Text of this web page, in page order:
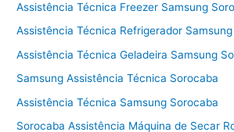
Assistência Técnica Freezer Samsung
Assistência Técnica Refrigerador
Assistência Técnica Geladeira Samsung
Samsung Assistência Técnica Sorocaba
Assistência Técnica Samsung Sorocaba
Sorocaba Assistência Máquina de Secar